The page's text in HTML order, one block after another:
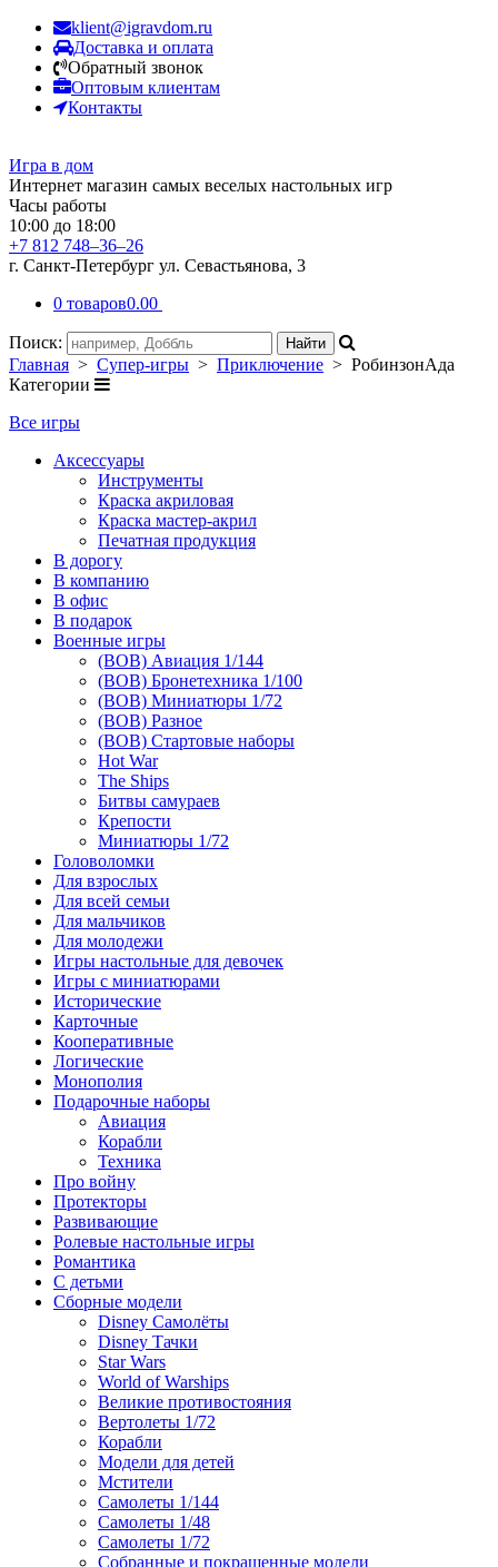
klient@igravdom.ru
Доставка и оплата
Обратный звонок
Оптовым клиентам
Контакты
Игра в дом
Интернет магазин самых веселых настольных игр
Часы работы
10:00 до 18:00
+7 812 748–36–26
г. Санкт-Петербург ул. Севастьянова, 3
0 товаров0.00
Поиск:
Главная > Супер-игры > Приключение > РобинзонАда
Категории
Все игры
Аксессуары
Инструменты
Краска акриловая
Краска мастер-акрил
Печатная продукция
В дорогу
В компанию
В офис
В подарок
Военные игры
(ВОВ) Авиация 1/144
(ВОВ) Бронетехника 1/100
(ВОВ) Миниатюры 1/72
(ВОВ) Разное
(ВОВ) Стартовые наборы
Hot War
The Ships
Битвы самураев
Крепости
Миниатюры 1/72
Головоломки
Для взрослых
Для всей семьи
Для мальчиков
Для молодежи
Игры настольные для девочек
Игры с миниатюрами
Исторические
Карточные
Кооперативные
Логические
Монополия
Подарочные наборы
Авиация
Корабли
Техника
Про войну
Протекторы
Развивающие
Ролевые настольные игры
Романтика
С детьми
Сборные модели
Disney Самолёты
Disney Тачки
Star Wars
World of Warships
Великие противостояния
Вертолеты 1/72
Корабли
Модели для детей
Мстители
Самолеты 1/144
Самолеты 1/48
Самолеты 1/72
Собранные и покрашенные модели